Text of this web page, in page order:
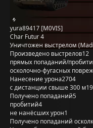
yura89417 [M0VIS]
Char Futur 4
Уничтожен выстрелом
Произведено выстрелов12
прямых попаданий/
осколочно-фугасных
Нанесение урона2704
с дистанции свыше 300 м
Получено попаданий5
пробитий4
не нанёсших урон1
Получено попаданий